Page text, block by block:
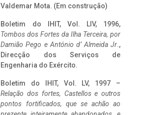
Valdemar Mota. (Em construção)
Boletim do IHIT, Vol. LIV, 1996,
Tombos dos Fortes da Ilha Terceira, por
Damião Pego e António d’ Almeida Jr.,
Direcção dos Serviços de
Engenharia do Exército.
Boletim do IHIT, Vol. LV, 1997 –
Relação dos fortes, Castellos e outros
pontos fortificados, que se achão ao